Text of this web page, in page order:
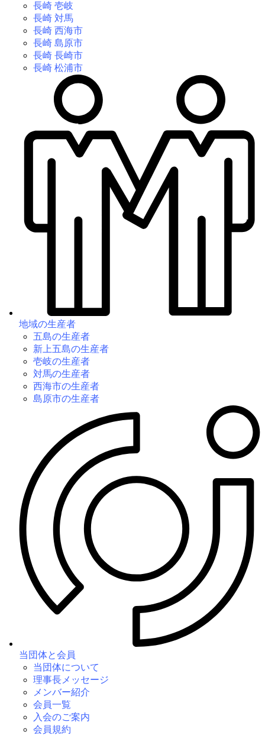
長崎 壱岐
長崎 対馬
長崎 西海市
長崎 島原市
長崎 長崎市
長崎 松浦市
地域の生産者
五島の生産者
新上五島の生産者
壱岐の生産者
対馬の生産者
西海市の生産者
島原市の生産者
当団体と会員
当団体について
理事長メッセージ
メンバー紹介
会員一覧
入会のご案内
会員規約